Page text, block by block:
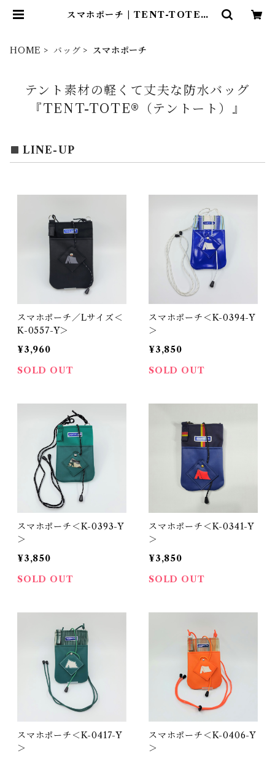
スマホポーチ | TENT-TOTE®
HOME バッグ スマホポーチ
テント素材の軽くて丈夫な防水バッグ
『TENT-TOTE®（テントート）』
LINE-UP
スマホポーチ／Lサイズ＜
K-0557-Y＞
¥3,960
SOLD OUT
スマホポーチ＜K-0394-Y
＞
¥3,850
SOLD OUT
スマホポーチ＜K-0393-Y
＞
¥3,850
SOLD OUT
スマホポーチ＜K-0341-Y
＞
¥3,850
SOLD OUT
スマホポーチ＜K-0417-Y
＞
スマホポーチ＜K-0406-Y
＞